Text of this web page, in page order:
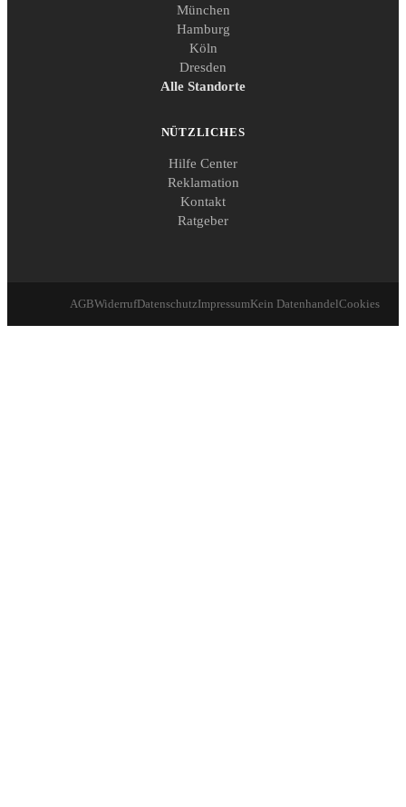
München
Hamburg
Köln
Dresden
Alle Standorte
NÜTZLICHES
Hilfe Center
Reklamation
Kontakt
Ratgeber
AGBWiderrufDatenschutzImpressumKein DatenhandelCookies